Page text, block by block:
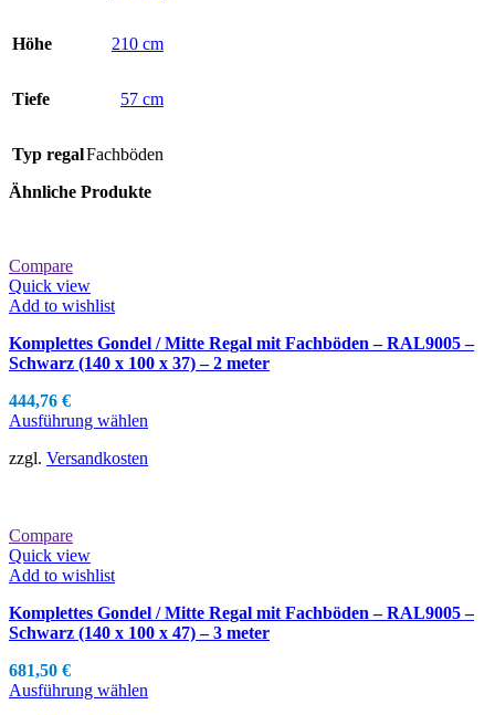
Höhe 210 cm
Tiefe 57 cm
Typ regalFachböden
Ähnliche Produkte
Compare
Quick view
Add to wishlist
Komplettes Gondel / Mitte Regal mit Fachböden – RAL9005 –
Schwarz (140 x 100 x 37) – 2 meter
444,76 €
Ausführung wählen
zzgl. Versandkosten
Compare
Quick view
Add to wishlist
Komplettes Gondel / Mitte Regal mit Fachböden – RAL9005 –
Schwarz (140 x 100 x 47) – 3 meter
681,50 €
Ausführung wählen